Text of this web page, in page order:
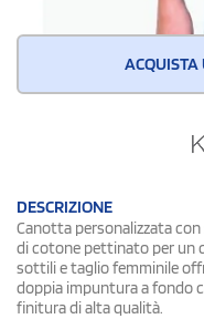
ACQUISTA
DESCRIZIONE
Canotta personalizzata
di cotone pettinato per un
sottili e taglio femminile
doppia impuntura a fondo
finitura di alta qualità.